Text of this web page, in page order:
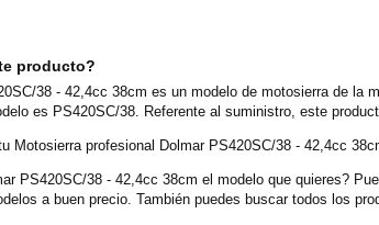
producto?
38 - 42,4cc 38cm es un modelo de motosierra de la
es PS420SC/38. Referente al suministro, este
Motosierra profesional Dolmar PS420SC/38 - 42,4cc
PS420SC/38 - 42,4cc 38cm el modelo que quieres?
a buen precio. También puedes buscar todos los